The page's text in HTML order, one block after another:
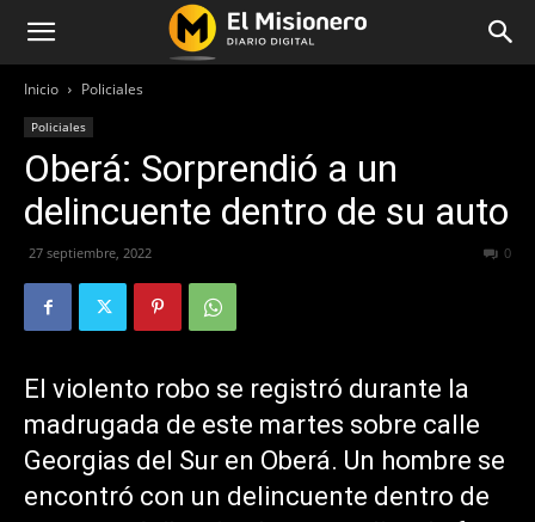
Inicio Policiales
Policiales
Oberá: Sorprendió a un
delincuente dentro de su auto
27 septiembre, 2022 0
El violento robo se registró durante la
madrugada de este martes sobre calle
Georgias del Sur en Oberá. Un hombre se
encontró con un delincuente dentro de